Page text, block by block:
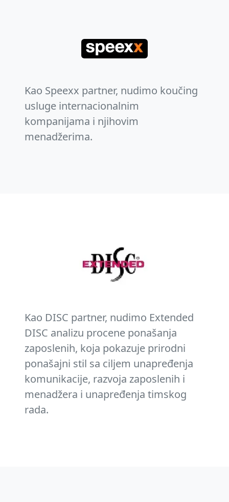
Kao Speexx partner, nudimo koučing
usluge internacionalnim
kompanijama i njihovim
menadžerima.
Kao DISC partner, nudimo Extended
DISC analizu procene ponašanja
zaposlenih, koja pokazuje prirodni
ponašajni stil sa ciljem unapređenja
komunikacije, razvoja zaposlenih i
menadžera i unapređenja timskog
rada.